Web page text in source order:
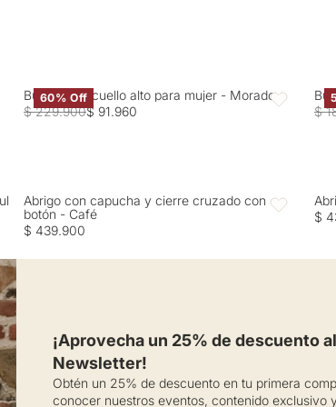
60% Off Favoritos
Buzo tejido cuello alto para mujer - Morado
$ 229.900$ 91.960
$
Favoritos
Abrigo con capucha y cierre cruzado con
botón - Café
$ 439.900
$
¡Aprovecha un 25% de descuento
Newsletter!
Obtén un 25% de descuento en tu primera
conocer nuestros eventos, contenido exclusivo